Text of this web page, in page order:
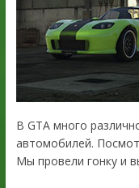
В GTA много
автомобилей.
Мы провели гонку и